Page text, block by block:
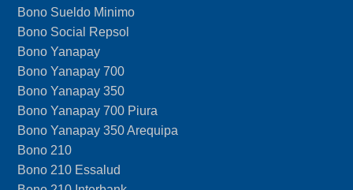
Bono Sueldo Minimo
Bono Social Repsol
Bono Yanapay
Bono Yanapay 700
Bono Yanapay 350
Bono Yanapay 700 Piura
Bono Yanapay 350 Arequipa
Bono 210
Bono 210 Essalud